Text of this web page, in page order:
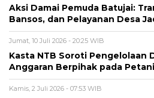
Aksi Damai Pemuda Batujai:
Bansos, dan Pelayanan Desa
Jumat, 10 Juli 2026 - 20:25 WIB
Kasta NTB Soroti Pengelolaan
Anggaran Berpihak pada
Kamis, 2 Juli 2026 - 07:53 WIB